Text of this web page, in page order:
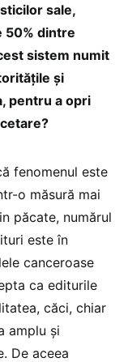
sale,
50% dintre
sistem numit
și
pentru a opri
fenomenul este
o măsură mai
păcate, numărul
este în
canceroase
ca editurile
căci, chiar
amplu și
De aceea